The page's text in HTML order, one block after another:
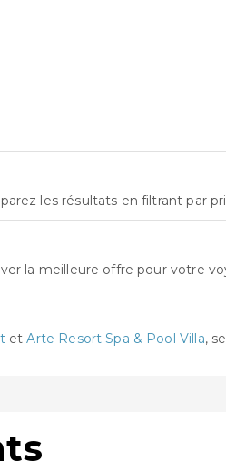
les résultats en filtrant par
la meilleure offre pour votre
etArte Resort Spa & Pool Villa,